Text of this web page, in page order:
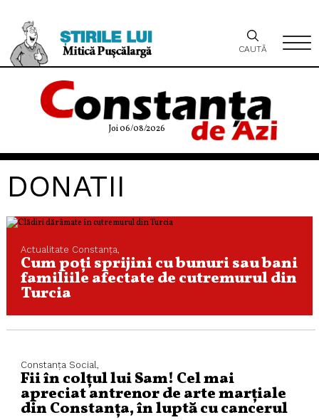
Joi 06/08/2026
CAUTĂ
DONATII
Actualitate Constanța,
Cum poţi sprijini cu bunuri sau bani
familiile afectate de cutremurul din
Turcia
Constanța Social,
Fii în colțul lui Sam! Cel mai
apreciat antrenor de arte marțiale
din Constanța, în luptă cu cancerul